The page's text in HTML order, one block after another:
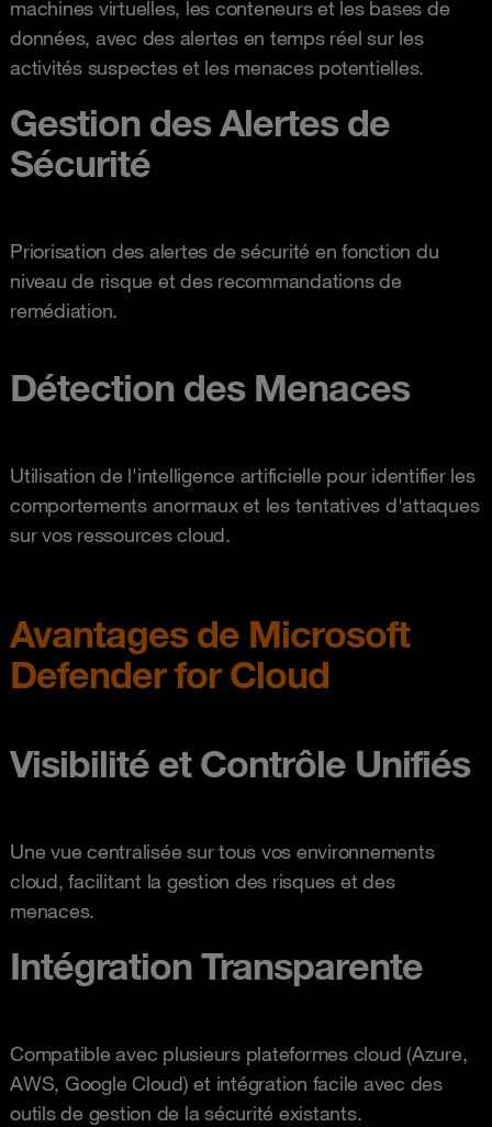
machines virtuelles, les conteneurs et les bases de
données, avec des alertes en temps réel sur les
activités suspectes et les menaces potentielles.
Gestion des Alertes de
Sécurité
Priorisation des alertes de sécurité en fonction du
niveau de risque et des recommandations de
remédiation.
Détection des Menaces
Utilisation de l'intelligence artificielle pour identifier les
comportements anormaux et les tentatives d'attaques
sur vos ressources cloud.
Avantages de Microsoft
Defender for Cloud
Visibilité et Contrôle Unifiés
Une vue centralisée sur tous vos environnements
cloud, facilitant la gestion des risques et des
menaces.
Intégration Transparente
Compatible avec plusieurs plateformes cloud (Azure,
AWS, Google Cloud) et intégration facile avec des
outils de gestion de la sécurité existants.